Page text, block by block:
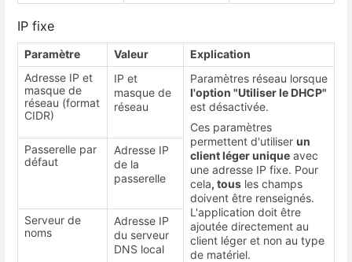
IP fixe
Paramètre Valeur
Explication
Adresse IP et
masque de
réseau (format
CIDR)
IP et
masque de
réseau
Paramètres réseau lorsque
l'option "Utiliser le DHCP"
est désactivée.
Ces paramètres
permettent d'utiliser un
client léger unique avec
une adresse IP fixe. Pour
cela, tous les champs
doivent être renseignés.
L'application doit être
ajoutée directement au
client léger et non au type
de matériel.
Passerelle par
défaut
Adresse IP
de la
passerelle
Serveur de
noms
Adresse IP
du serveur
DNS local